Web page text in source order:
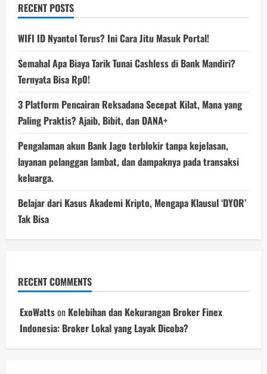
RECENT POSTS
WIFI ID Nyantol Terus? Ini Cara Jitu Masuk Portal!
Semahal Apa Biaya Tarik Tunai Cashless di Bank Mandiri?
Ternyata Bisa Rp0!
3 Platform Pencairan Reksadana Secepat Kilat, Mana yang
Paling Praktis? Ajaib, Bibit, dan DANA+
Pengalaman akun Bank Jago terblokir tanpa kejelasan,
layanan pelanggan lambat, dan dampaknya pada transaksi
keluarga.
Belajar dari Kasus Akademi Kripto, Mengapa Klausul ‘DYOR’
Tak Bisa
RECENT COMMENTS
ExoWattson Kelebihan dan Kekurangan Broker Finex
Indonesia: Broker Lokal yang Layak Dicoba?